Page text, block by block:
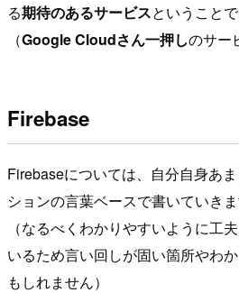
る期待のあるサービスということ
（Google Cloudさん一押しのサー
Firebase
Firebaseについては、自分自身あ
ションの言葉ベースで書いていきま
（なるべくわかりやすいように工
いるため言い回しが固い箇所やわ
もしれません）